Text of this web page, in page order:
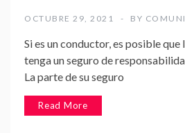
OCTUBRE 29, 2021 BY
Si es un conductor, es posible que
tenga un seguro de
La parte de su seguro
Read More